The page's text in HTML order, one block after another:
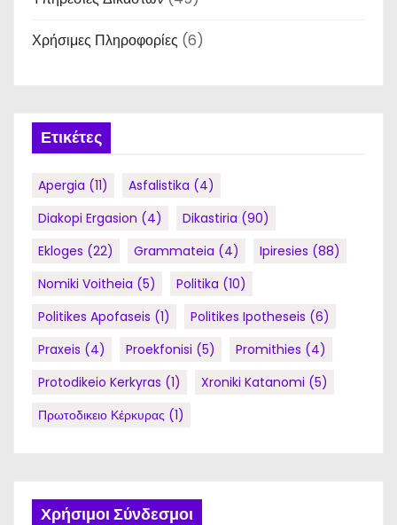
Χρήσιμες Πληροφορίες (6)
Ετικέτες
Apergia (11) Asfalistika (4)
Diakopi Ergasion (4) Dikastiria (90)
Ekloges (22) Grammateia (4) Ipiresies (88)
Nomiki Voitheia (5) Politika (10)
Politikes Apofaseis (1) Politikes Ipotheseis (6)
Praxeis (4) Proekfonisi (5) Promithies (4)
Protodikeio Kerkyras (1) Xroniki Katanomi (5)
Πρωτοδικειο Κέρκυρας (1)
Χρήσιμοι Σύνδεσμοι